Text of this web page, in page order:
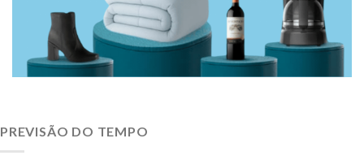
PREVISÃO DO TEMPO